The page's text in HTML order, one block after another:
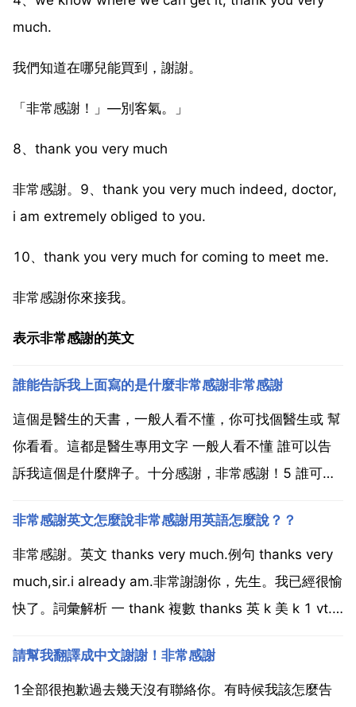
much.
我們知道在哪兒能買到，謝謝。
「非常感謝！」—別客氣。」
8、thank you very much
非常感謝。9、thank you very much indeed, doctor,
i am extremely obliged to you.
10、thank you very much for coming to meet me.
非常感謝你來接我。
表示非常感謝的英文
誰能告訴我上面寫的是什麼非常感謝非常感謝
這個是醫生的天書，一般人看不懂，你可找個醫生或 幫
你看看。這都是醫生專用文字 一般人看不懂 誰可以告
訴我這個是什麼牌子。十分感謝，非常感謝！5 誰可以
你，這是什麼牌？但我沒看著你，你應該截圖發發過來
誰可以告訴我這個是什麼牌子。不太清楚。你想知道這
個皮...
非常感謝英文怎麼說非常感謝用英語怎麼說？？
非常感謝。英文 thanks very much.例句 thanks very
much,sir.i already am.非常謝謝你，先生。我已經很愉
快了。詞彙解析 一 thank 複數 thanks 英 k 美 k 1 vt.
例句 i c...
請幫我翻譯成中文謝謝！非常感謝
1全部很抱歉過去幾天沒有聯絡你。有時候我該怎麼告